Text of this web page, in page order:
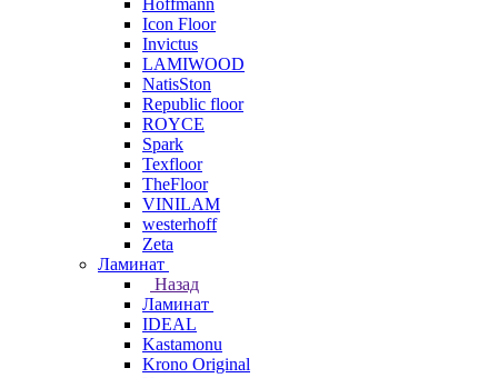
Hoffmann
Icon Floor
Invictus
LAMIWOOD
NatisSton
Republic floor
ROYCE
Spark
Texfloor
TheFloor
VINILAM
westerhoff
Zeta
Ламинат
Назад
Ламинат
IDEAL
Kastamonu
Krono Original